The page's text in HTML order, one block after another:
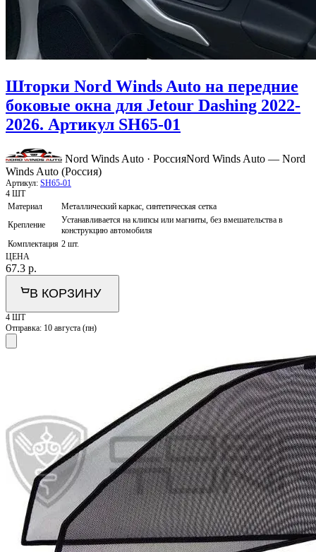
Шторки Nord Winds Auto на передние
боковые окна для Jetour Dashing 2022-
2026. Артикул SH65-01
Nord Winds Auto · РоссияNord Winds Auto — Nord
Winds Auto (Россия)
Артикул: SH65-01
4 ШТ
Материал
Металлический каркас, синтетическая сетка
Крепление
Устанавливается на клипсы или магниты, без вмешательства в
конструкцию автомобиля
Комплектация 2 шт.
ЦЕНА
67.3 р.
В КОРЗИНУ
4 ШТ
Отправка: 10 августа (пн)